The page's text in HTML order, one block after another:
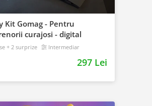
Kit Gomag - Pentru
curajosi - digital
+ 2 surprize Intermediar
297 Lei